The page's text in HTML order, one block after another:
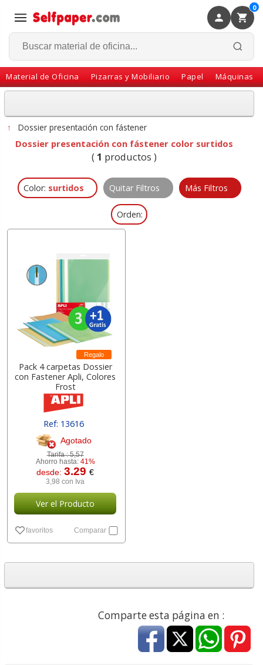
0
Material de Oficina Pizarras y Mobiliario Papel Máquinas
Volver
↑ Dossier presentación con fástener
Dossier presentación con fástener color surtidos
(1 productos )
Color: surtidos Quitar Filtros Más Filtros
Orden:
Regalo
Pack 4 carpetas Dossier
con Fastener Apli, Colores
Frost
Ref: 13616
Agotado
Tarifa :5,57
Ahorro hasta: 41%
desde:3.29€
3,98 con Iva
Ver el Producto
favoritos Comparar
Comparte esta página en :